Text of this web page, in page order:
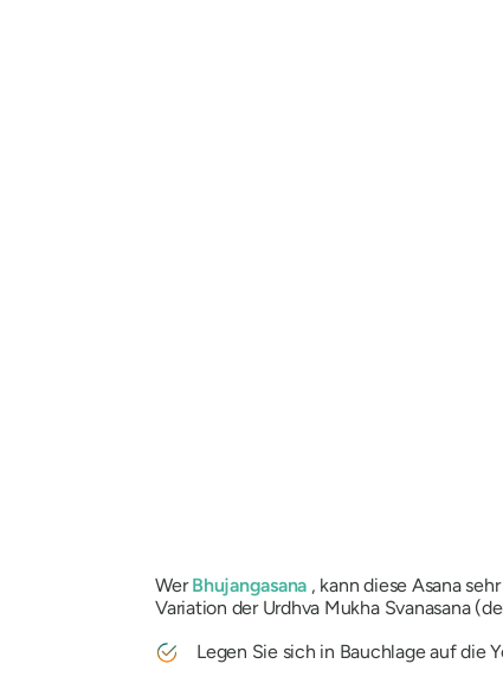
WerBhujangasana , kann diese Asana
Variation der Urdhva Mukha Svanasana
Legen Sie sich in Bauchlage auf die